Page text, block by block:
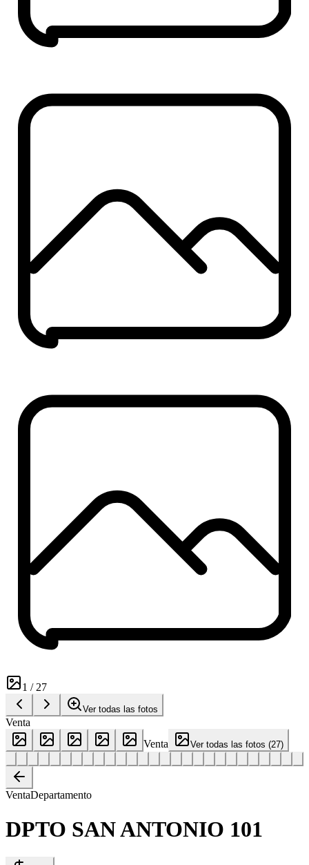
1 /27
Ver todas las fotos
Venta
Venta
Ver todas las fotos (27)
VentaDepartamento
DPTO SAN ANTONIO 101